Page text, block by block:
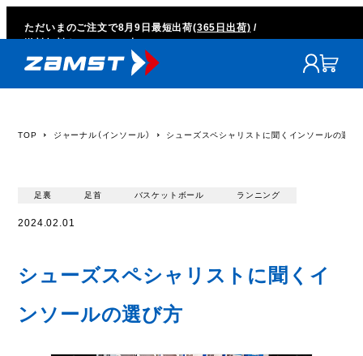
ただいまのご注文で8月9日 最短出荷(365日出荷) /
TOP ジャーナル（インソール） シューズスペシャリストに聞くインソールの選び
足裏 足首 バスケットボール ランニング
2024.02.01
シューズスペシャリストに聞くイ
ンソールの選び方